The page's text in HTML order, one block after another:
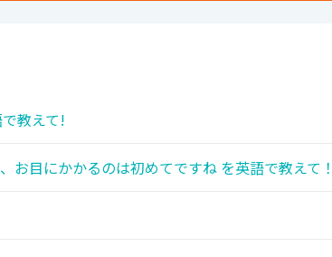
教えて!
お目にかかるのは初めてですね を英語で教えて！